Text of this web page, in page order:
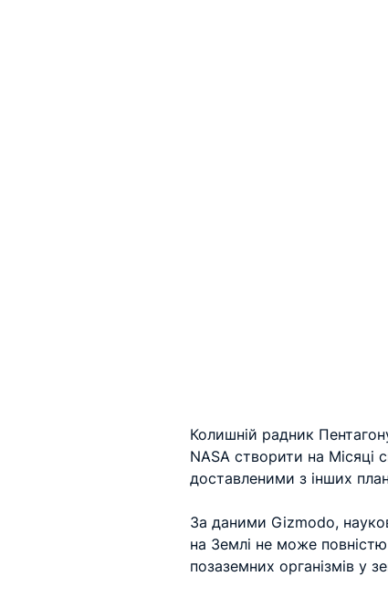
Колишній радник
NASA створити на Місяці
доставленими з інших
За даними Gizmodo,
на Землі не може
позаземних організмів у